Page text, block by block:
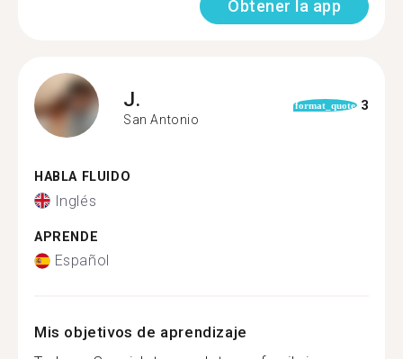
Obtener la app
J.
San Antonio
format_quote 3
HABLA FLUIDO
Inglés
APRENDE
Español
Mis objetivos de aprendizaje